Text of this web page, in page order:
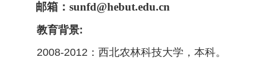
邮箱：sunfd@hebut.edu.cn
教育背景:
2008-2012：西北农林科技大学，本科。